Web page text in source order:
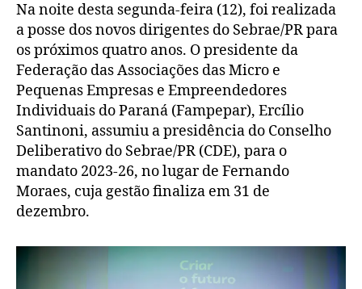
Na noite desta segunda-feira (12), foi realizada
a posse dos novos dirigentes do Sebrae/PR para
os próximos quatro anos. O presidente da
Federação das Associações das Micro e
Pequenas Empresas e Empreendedores
Individuais do Paraná (Fampepar), Ercílio
Santinoni, assumiu a presidência do Conselho
Deliberativo do Sebrae/PR (CDE), para o
mandato 2023-26, no lugar de Fernando
Moraes, cuja gestão finaliza em 31 de
dezembro.